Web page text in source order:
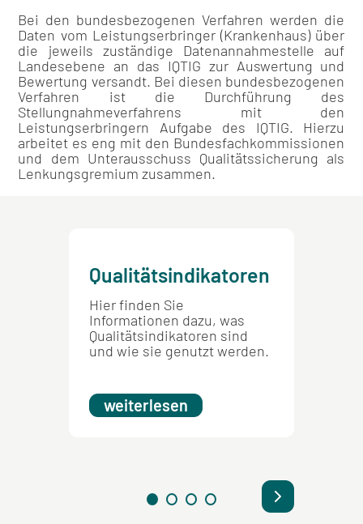
Bei den bundesbezogenen Verfahren werden die
Daten vom Leistungserbringer (Krankenhaus) über
die jeweils zuständige Datenannahmestelle auf
Landesebene an das IQTIG zur Auswertung und
Bewertung versandt. Bei diesen bundesbezogenen
Verfahren ist die Durchführung des
Stellungnahmeverfahrens mit den
Leistungserbringern Aufgabe des IQTIG. Hierzu
arbeitet es eng mit den Bundesfachkommissionen
und dem Unterausschuss Qualitätssicherung als
Lenkungsgremium zusammen.
Qualitätsindikatoren
Hier finden Sie
Informationen dazu, was
Qualitätsindikatoren sind
und wie sie genutzt werden.
weiterlesen